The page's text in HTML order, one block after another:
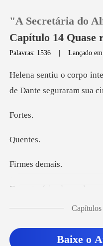
Sair
"A Secretária do
Capítulo 14 Quase
Palavras: 1536 |Lançado
de
rt
en
es d
e o ar parecia
Capítulos
Baixe o